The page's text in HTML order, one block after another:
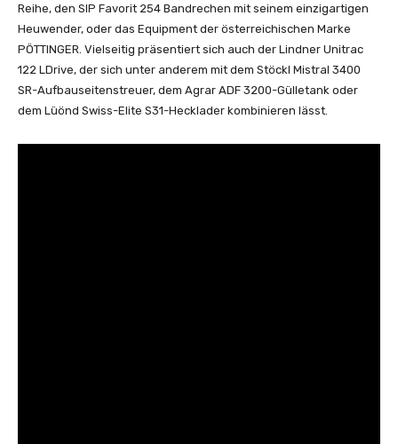
Reihe, den SIP Favorit 254 Bandrechen mit seinem einzigartigen
Heuwender, oder das Equipment der österreichischen Marke
PÖTTINGER. Vielseitig präsentiert sich auch der Lindner Unitrac
122 LDrive, der sich unter anderem mit dem Stöckl Mistral 3400
SR-Aufbauseitenstreuer, dem Agrar ADF 3200-Gülletank oder
dem Lüönd Swiss-Elite S31-Hecklader kombinieren lässt.